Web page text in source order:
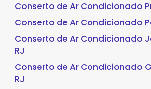
Conserto de Ar Condicionado
Conserto de Ar Condicionado
Conserto de Ar Condicionado
RJ
Conserto de Ar Condicionado
RJ